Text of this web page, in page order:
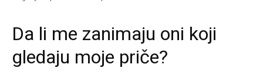
Da li me zanimaju oni koji
gledaju moje priče?